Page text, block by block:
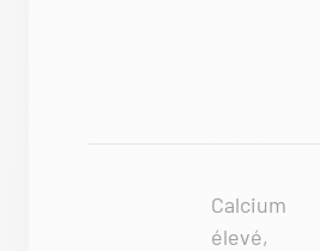
Calcium
élevé,